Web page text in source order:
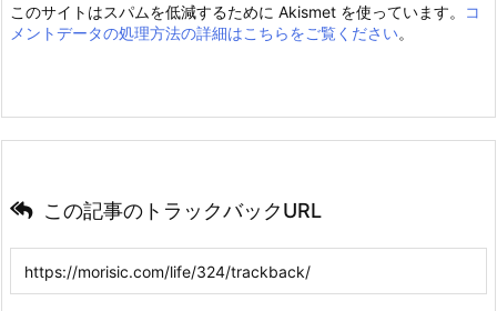
このサイトはスパムを低減するために Akismet を使っています。
コ
メントデータの処理方法の詳細はこちらをご覧ください。
この記事のトラックバックURL